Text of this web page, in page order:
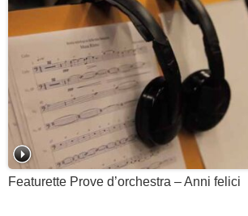
Featurette Prove d’orchestra – Anni felici